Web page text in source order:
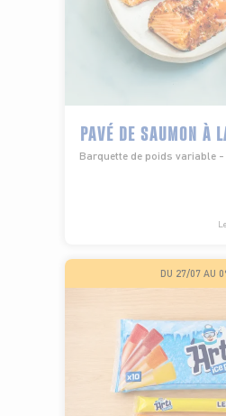
PAVÉ DE SAUMON À
Barquette de poids variable -
DU 27/07 AU